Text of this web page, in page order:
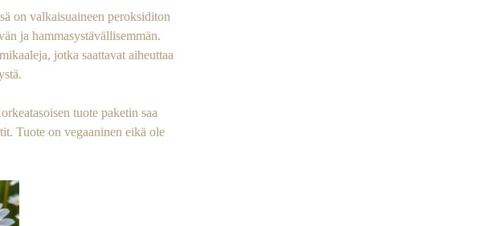
on valkaisuaineen peroksiditon
ja hammasystävällisemmän.
jotka saattavat aiheuttaa
tuote paketin saa
Tuote on vegaaninen eikä ole